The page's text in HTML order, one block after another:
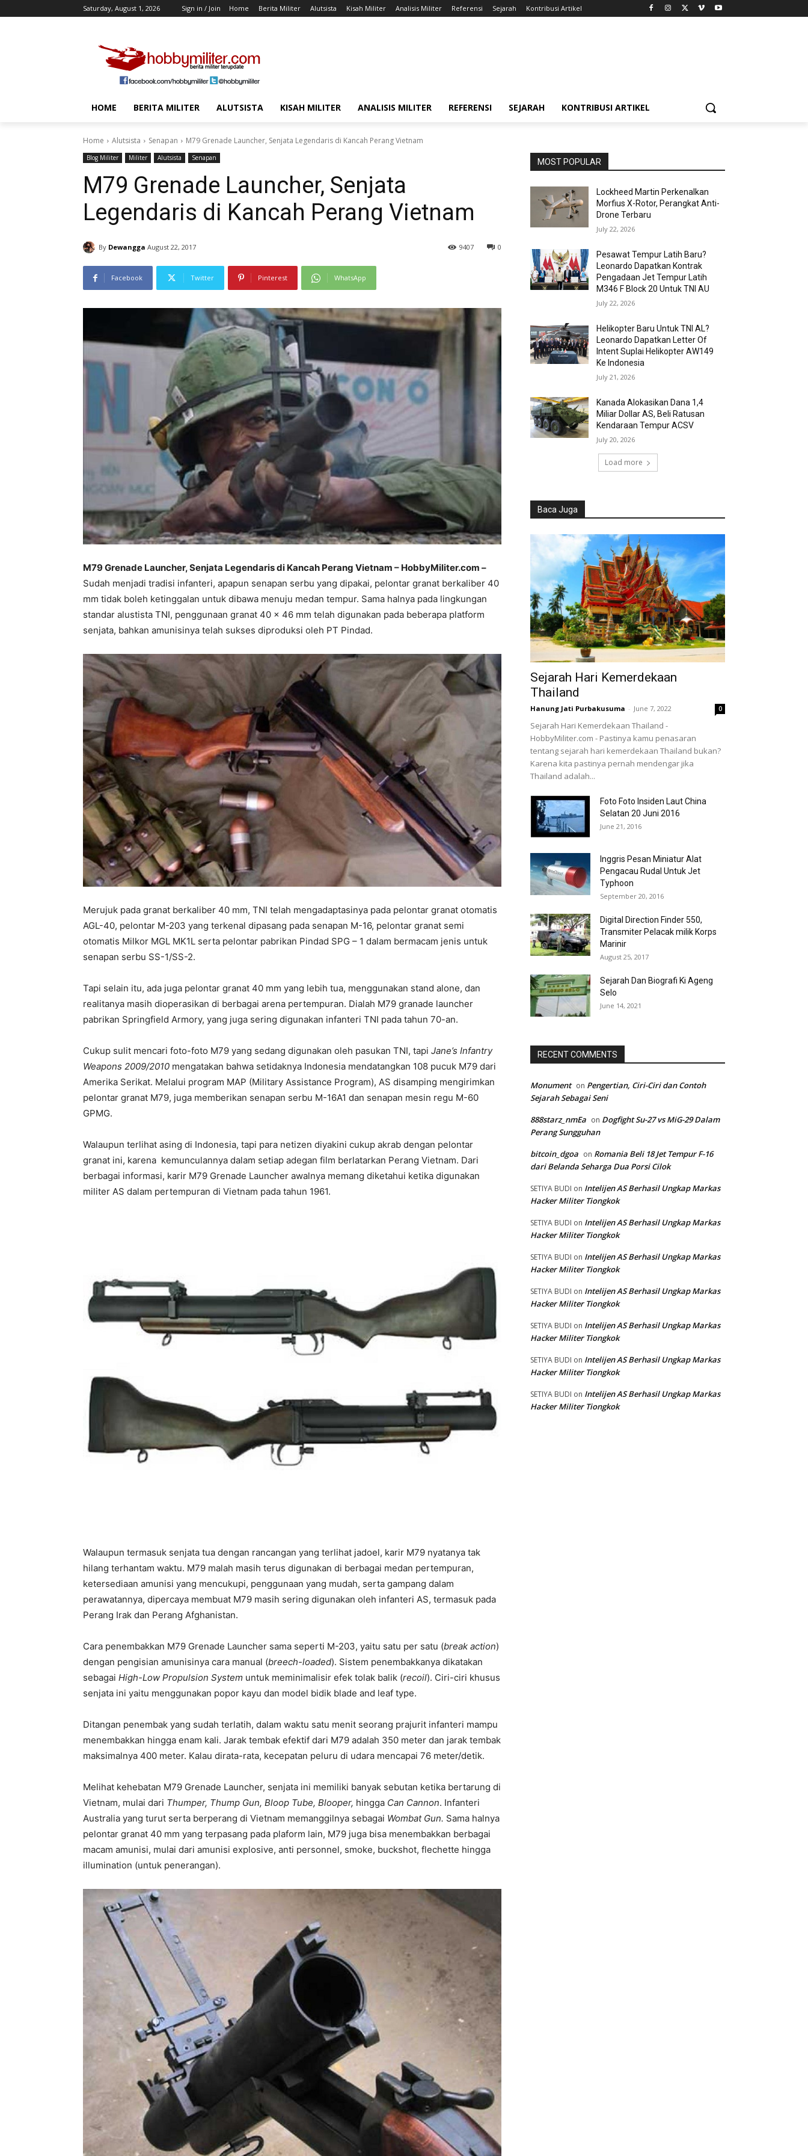
Saturday, August 1, 2026 Sign in / Join Home Berita Militer Alutsista Kisah Militer Analisis Militer Referensi Sejarah Kontribusi Artikel
HOME BERITA MILITER ALUTSISTA KISAH MILITER ANALISIS MILITER REFERENSI SEJARAH KONTRIBUSI ARTIKEL
Home Alutsista Senapan M79 Grenade Launcher, Senjata Legendaris di Kancah Perang Vietnam
Blog Militer Militer Alutsista Senapan
M79 Grenade Launcher, Senjata
Legendaris di Kancah Perang Vietnam
By Dewangga August 22, 2017 0
9407
Facebook Twitter Pinterest WhatsApp
M79 Grenade Launcher, Senjata Legendaris di Kancah Perang Vietnam – HobbyMiliter.com –
Sudah menjadi tradisi infanteri, apapun senapan serbu yang dipakai, pelontar granat berkaliber 40
mm tidak boleh ketinggalan untuk dibawa menuju medan tempur. Sama halnya pada lingkungan
standar alustista TNI, penggunaan granat 40 x 46 mm telah digunakan pada beberapa platform
senjata, bahkan amunisinya telah sukses diproduksi oleh PT Pindad.
Merujuk pada granat berkaliber 40 mm, TNI telah mengadaptasinya pada pelontar granat otomatis
AGL-40, pelontar M-203 yang terkenal dipasang pada senapan M-16, pelontar granat semi
otomatis Milkor MGL MK1L serta pelontar pabrikan Pindad SPG – 1 dalam bermacam jenis untuk
senapan serbu SS-1/SS-2.
Tapi selain itu, ada juga pelontar granat 40 mm yang lebih tua, menggunakan stand alone, dan
realitanya masih dioperasikan di berbagai arena pertempuran. Dialah M79 granade launcher
pabrikan Springfield Armory, yang juga sering digunakan infanteri TNI pada tahun 70-an.
Cukup sulit mencari foto-foto M79 yang sedang digunakan oleh pasukan TNI, tapi Jane’s Infantry
Weapons 2009/2010 mengatakan bahwa setidaknya Indonesia mendatangkan 108 pucuk M79 dari
Amerika Serikat. Melalui program MAP (Military Assistance Program), AS disamping mengirimkan
pelontar granat M79, juga memberikan senapan serbu M-16A1 dan senapan mesin regu M-60
GPMG.
Walaupun terlihat asing di Indonesia, tapi para netizen diyakini cukup akrab dengan pelontar
granat ini, karena kemunculannya dalam setiap adegan film berlatarkan Perang Vietnam. Dari
berbagai informasi, karir M79 Grenade Launcher awalnya memang diketahui ketika digunakan
militer AS dalam pertempuran di Vietnam pada tahun 1961.
Walaupun termasuk senjata tua dengan rancangan yang terlihat jadoel, karir M79 nyatanya tak
hilang terhantam waktu. M79 malah masih terus digunakan di berbagai medan pertempuran,
ketersediaan amunisi yang mencukupi, penggunaan yang mudah, serta gampang dalam
perawatannya, dipercaya membuat M79 masih sering digunakan oleh infanteri AS, termasuk pada
Perang Irak dan Perang Afghanistan.
Cara penembakkan M79 Grenade Launcher sama seperti M-203, yaitu satu per satu (break action)
dengan pengisian amunisinya cara manual (breech-loaded). Sistem penembakkanya dikatakan
sebagai High-Low Propulsion System untuk meminimalisir efek tolak balik (recoil). Ciri-ciri khusus
senjata ini yaitu menggunakan popor kayu dan model bidik blade and leaf type.
Ditangan penembak yang sudah terlatih, dalam waktu satu menit seorang prajurit infanteri mampu
menembakkan hingga enam kali. Jarak tembak efektif dari M79 adalah 350 meter dan jarak tembak
maksimalnya 400 meter. Kalau dirata-rata, kecepatan peluru di udara mencapai 76 meter/detik.
Melihat kehebatan M79 Grenade Launcher, senjata ini memiliki banyak sebutan ketika bertarung di
Vietnam, mulai dari Thumper, Thump Gun, Bloop Tube, Blooper, hingga Can Cannon. Infanteri
Australia yang turut serta berperang di Vietnam memanggilnya sebagai Wombat Gun. Sama halnya
pelontar granat 40 mm yang terpasang pada plaform lain, M79 juga bisa menembakkan berbagai
macam amunisi, mulai dari amunisi explosive, anti personnel, smoke, buckshot, flechette hingga
illumination (untuk penerangan).
MOST POPULAR
Lockheed Martin Perkenalkan
Morfius X-Rotor, Perangkat Anti-
Drone Terbaru
July 22, 2026
Pesawat Tempur Latih Baru?
Leonardo Dapatkan Kontrak
Pengadaan Jet Tempur Latih
M346 F Block 20 Untuk TNI AU
July 22, 2026
Helikopter Baru Untuk TNI AL?
Leonardo Dapatkan Letter Of
Intent Suplai Helikopter AW149
Ke Indonesia
July 21, 2026
Kanada Alokasikan Dana 1,4
Miliar Dollar AS, Beli Ratusan
Kendaraan Tempur ACSV
July 20, 2026
Load more
Baca Juga
Sejarah Hari Kemerdekaan
Thailand
Hanung Jati Purbakusuma - June 7, 2022 0
Sejarah Hari Kemerdekaan Thailand -
HobbyMiliter.com - Pastinya kamu penasaran
tentang sejarah hari kemerdekaan Thailand bukan?
Karena kita pastinya pernah mendengar jika
Thailand adalah...
Foto Foto Insiden Laut China
Selatan 20 Juni 2016
June 21, 2016
Inggris Pesan Miniatur Alat
Pengacau Rudal Untuk Jet
Typhoon
September 20, 2016
Digital Direction Finder 550,
Transmiter Pelacak milik Korps
Marinir
August 25, 2017
Sejarah Dan Biografi Ki Ageng
Selo
June 14, 2021
RECENT COMMENTS
Monument on Pengertian, Ciri-Ciri dan Contoh
Sejarah Sebagai Seni
888starz_nmEa on Dogfight Su-27 vs MiG-29 Dalam
Perang Sungguhan
bitcoin_dgoa on Romania Beli 18 Jet Tempur F-16
dari Belanda Seharga Dua Porsi Cilok
SETIYA BUDI on Intelijen AS Berhasil Ungkap Markas
Hacker Militer Tiongkok
SETIYA BUDI on Intelijen AS Berhasil Ungkap Markas
Hacker Militer Tiongkok
SETIYA BUDI on Intelijen AS Berhasil Ungkap Markas
Hacker Militer Tiongkok
SETIYA BUDI on Intelijen AS Berhasil Ungkap Markas
Hacker Militer Tiongkok
SETIYA BUDI on Intelijen AS Berhasil Ungkap Markas
Hacker Militer Tiongkok
SETIYA BUDI on Intelijen AS Berhasil Ungkap Markas
Hacker Militer Tiongkok
SETIYA BUDI on Intelijen AS Berhasil Ungkap Markas
Hacker Militer Tiongkok